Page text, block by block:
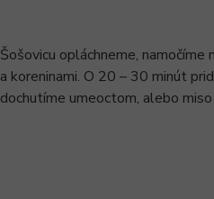
Šošovicu opláchneme,
a koreninami. O 20 – 30 minút
dochutíme umeoctom, alebo